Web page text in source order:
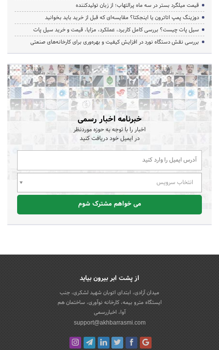
قیمت میلگرد بستر در سه ماه پرالتهاب؛ از زبان تولیدکننده
دوزینگ پمپ اتاترون یا اینجکتا؟ مقایسه‌ای که قبل از خرید باید بخوانید
سیل پات چیست؟ بررسی کامل کاربرد، عملکرد، مزایا، قیمت و خرید سیل پات
بررسی نقش دستگاه نورد در افزایش کیفیت و بهره‌وری برای کارخانه‌های صنعتی
خبرنامه اخبار رسمی
اخبار را با توجه به حوزه موردنظر
در ایمیل خود دریافت کنید
انتخاب سرویس
می خواهم مشترک شوم
از پشت ابر بیرون بیاید
میدان آزادی، ابتدای اتوبان شهید لشکری، جنب
ایستگاه مترو بیمه، کارخانه نوآوری، ساختمان هم
آوا، اخباررسمی
support@akhbarrasmi.com